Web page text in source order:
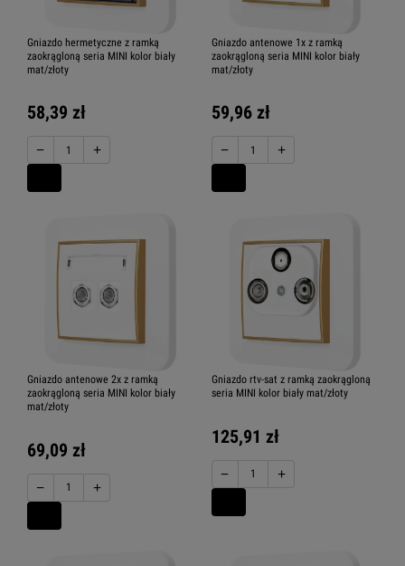
Gniazdo hermetyczne z ramką
zaokrągloną seria MINI kolor biały
mat/złoty
58,39 zł
− +
Gniazdo antenowe 1x z ramką
zaokrągloną seria MINI kolor biały
mat/złoty
59,96 zł
− +
Gniazdo antenowe 2x z ramką
zaokrągloną seria MINI kolor biały
mat/złoty
69,09 zł
− +
Gniazdo rtv-sat z ramką zaokrągloną
seria MINI kolor biały mat/złoty
125,91 zł
− +